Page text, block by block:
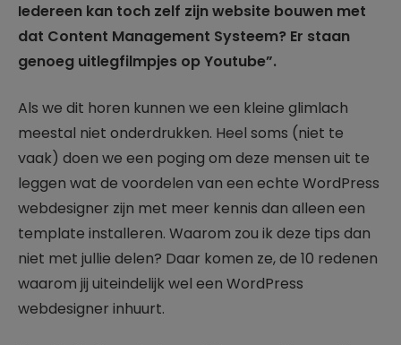
Iedereen kan toch zelf zijn website bouwen met
dat Content Management Systeem? Er staan
genoeg uitlegfilmpjes op Youtube”.
Als we dit horen kunnen we een kleine glimlach
meestal niet onderdrukken. Heel soms (niet te
vaak) doen we een poging om deze mensen uit te
leggen wat de voordelen van een echte WordPress
webdesigner zijn met meer kennis dan alleen een
template installeren. Waarom zou ik deze tips dan
niet met jullie delen? Daar komen ze, de 10 redenen
waarom jij uiteindelijk wel een WordPress
webdesigner inhuurt.